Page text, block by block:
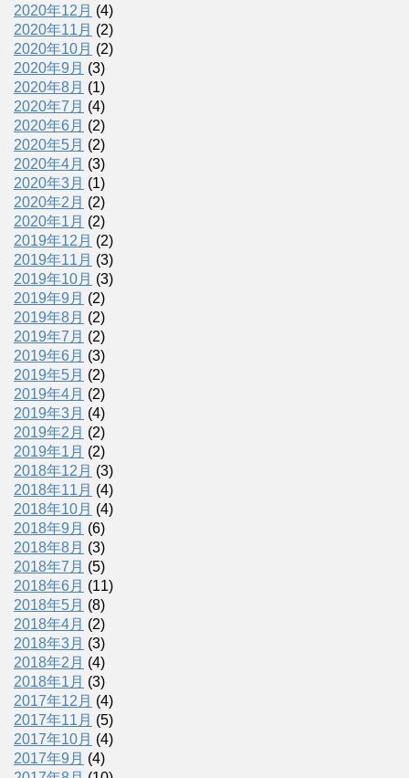
2020年12月 (4)
2020年11月 (2)
2020年10月 (2)
2020年9月 (3)
2020年8月 (1)
2020年7月 (4)
2020年6月 (2)
2020年5月 (2)
2020年4月 (3)
2020年3月 (1)
2020年2月 (2)
2020年1月 (2)
2019年12月 (2)
2019年11月 (3)
2019年10月 (3)
2019年9月 (2)
2019年8月 (2)
2019年7月 (2)
2019年6月 (3)
2019年5月 (2)
2019年4月 (2)
2019年3月 (4)
2019年2月 (2)
2019年1月 (2)
2018年12月 (3)
2018年11月 (4)
2018年10月 (4)
2018年9月 (6)
2018年8月 (3)
2018年7月 (5)
2018年6月 (11)
2018年5月 (8)
2018年4月 (2)
2018年3月 (3)
2018年2月 (4)
2018年1月 (3)
2017年12月 (4)
2017年11月 (5)
2017年10月 (4)
2017年9月 (4)